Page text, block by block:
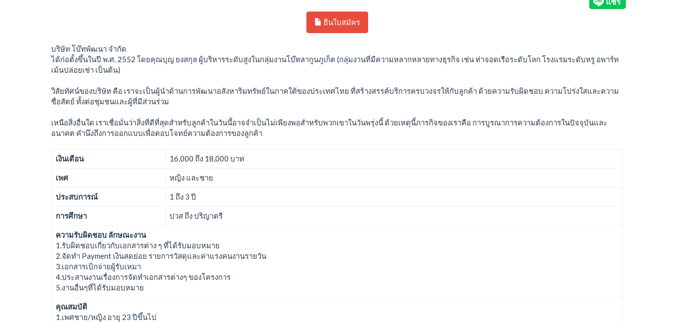
ยืนใบสมัคร
บริษัท โบ๊ทพัฒนา จำกัด
ได้ก่อตั้งขึ้นในปี พ.ศ. 2552 โดยคุณบุญ ยงสกุล ผู้บริหารระดับสูงในกลุ่มงานโบ๊ทลากูนภูเก็ต (กลุ่มงานที่มีความหลากหลายทางธุรกิจ เช่น ท่าจอดเรือระดับโลก โรงแรมระดับหรู อพาร์ท
เม้นปล่อยเช่า เป็นต้น)
วิสัยทัศน์ของบริษัท คือ เราจะเป็นผู้นำด้านการพัฒนาอสังหาริมทรัพย์ในภาคใต้ของประเทศไทย ที่สร้างสรรค์บริการครบวงจรให้กับลูกค้า ด้วยความรับผิดชอบ ความโปร่งใสและความ
ซื่อสัตย์ ทั้งต่อชุมชนและผู้ที่มีส่วนร่วม
เหนือสิ่งอื่นใด เราเชื่อมั่นว่าสิ่งที่ดีที่สุดสำหรับลูกค้าในวันนี้อาจจำเป็นไม่เพียงพอสำหรับพวกเขาในวันพรุ่งนี้ ด้วยเหตุนี้ภารกิจของเราคือ การบูรณาการความต้องการในปัจจุบันและ
อนาคต คำนึงถึงการออกแบบเพื่อตอบโจทย์ความต้องการของลูกค้า
เงินเดือน 16,000 ถึง 18,000 บาท
เพศ หญิง และชาย
ประสบการณ์ 1 ถึง 3 ปี
การศึกษา ปวส ถึง ปริญาตรี
ความรับผิดชอบ ลักษณะงาน
1.รับผิดชอบเกี่ยวกับเอกสารต่าง ๆ ที่ได้รับมอบหมาย
2.จัดทำ Payment เงินสดย่อย รายการวัสดุและค่าแรงคนงานรายวัน
3.เอกสารเบิกจ่ายผู้รับเหมา
4.ประสานงานเรื่องการจัดทำเอกสารต่างๆ ของโครงการ
5.งานอื่นๆที่ได้รับมอบหมาย
คุณสมบัติ
1.เพศชาย/หญิง อายุ 23 ปีขึ้นไป